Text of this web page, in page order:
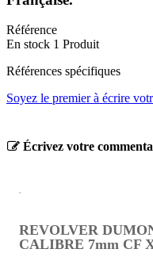
Référence
En stock 1 Produit
Références spécifiques
Soyez le premier à écrire
Écrivez votre
REVOLVER
CALIBRE 7mm CF